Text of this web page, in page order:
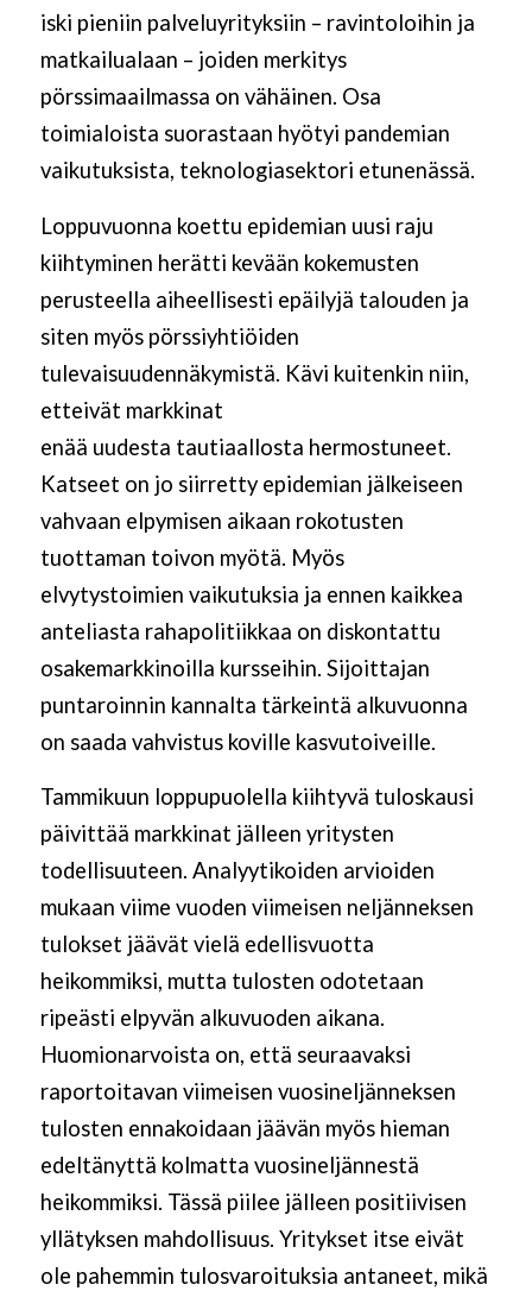
iski pieniin palveluyrityksiin – ravintoloihin ja
matkailualaan – joiden merkitys
pörssimaailmassa on vähäinen. Osa
toimialoista suorastaan hyötyi pandemian
vaikutuksista, teknologiasektori etunenässä.
Loppuvuonna koettu epidemian uusi raju
kiihtyminen herätti kevään kokemusten
perusteella aiheellisesti epäilyjä talouden ja
siten myös pörssiyhtiöiden
tulevaisuudennäkymistä. Kävi kuitenkin niin,
etteivät markkinat
enää uudesta tautiaallosta hermostuneet.
Katseet on jo siirretty epidemian jälkeiseen
vahvaan elpymisen aikaan rokotusten
tuottaman toivon myötä. Myös
elvytystoimien vaikutuksia ja ennen kaikkea
anteliasta rahapolitiikkaa on diskontattu
osakemarkkinoilla kursseihin. Sijoittajan
puntaroinnin kannalta tärkeintä alkuvuonna
on saada vahvistus koville kasvutoiveille.
Tammikuun loppupuolella kiihtyvä tuloskausi
päivittää markkinat jälleen yritysten
todellisuuteen. Analyytikoiden arvioiden
mukaan viime vuoden viimeisen neljänneksen
tulokset jäävät vielä edellisvuotta
heikommiksi, mutta tulosten odotetaan
ripeästi elpyvän alkuvuoden aikana.
Huomionarvoista on, että seuraavaksi
raportoitavan viimeisen vuosineljänneksen
tulosten ennakoidaan jäävän myös hieman
edeltänyttä kolmatta vuosineljännestä
heikommiksi. Tässä piilee jälleen positiivisen
yllätyksen mahdollisuus. Yritykset itse eivät
ole pahemmin tulosvaroituksia antaneet, mikä